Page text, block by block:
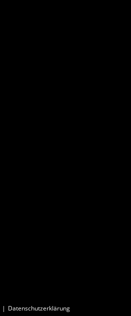
Datenschutzerklärung